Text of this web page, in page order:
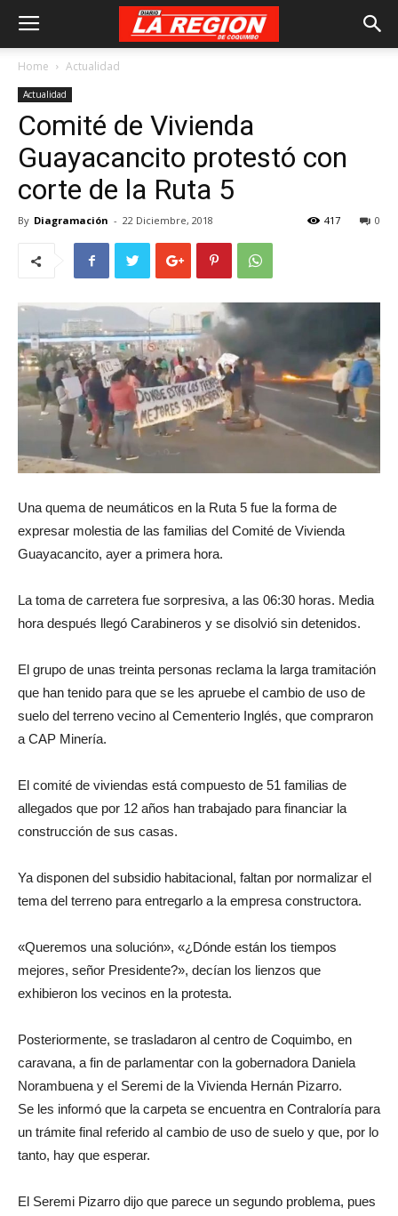
Home Actualidad
Actualidad
Comité de Vivienda
Guayacancito protestó con
corte de la Ruta 5
By Diagramación - 22 Diciembre, 2018 0
417
Una quema de neumáticos en la Ruta 5 fue la forma de
expresar molestia de las familias del Comité de Vivienda
Guayacancito, ayer a primera hora.
La toma de carretera fue sorpresiva, a las 06:30 horas. Media
hora después llegó Carabineros y se disolvió sin detenidos.
El grupo de unas treinta personas reclama la larga tramitación
que han tenido para que se les apruebe el cambio de uso de
suelo del terreno vecino al Cementerio Inglés, que compraron
a CAP Minería.
El comité de viviendas está compuesto de 51 familias de
allegados que por 12 años han trabajado para financiar la
construcción de sus casas.
Ya disponen del subsidio habitacional, faltan por normalizar el
tema del terreno para entregarlo a la empresa constructora.
«Queremos una solución», «¿Dónde están los tiempos
mejores, señor Presidente?», decían los lienzos que
exhibieron los vecinos en la protesta.
Posteriormente, se trasladaron al centro de Coquimbo, en
caravana, a fin de parlamentar con la gobernadora Daniela
Norambuena y el Seremi de la Vivienda Hernán Pizarro.
Se les informó que la carpeta se encuentra en Contraloría para
un trámite final referido al cambio de uso de suelo y que, por lo
tanto, hay que esperar.
El Seremi Pizarro dijo que parece un segundo problema, pues